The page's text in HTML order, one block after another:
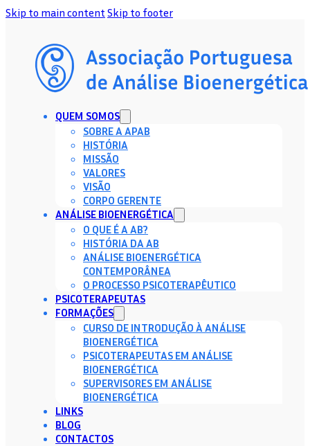
Skip to main contentSkip to footer
QUEM SOMOS
SOBRE A APAB
HISTÓRIA
MISSÃO
VALORES
VISÃO
CORPO GERENTE
ANÁLISE BIOENERGÉTICA
O QUE É A AB?
HISTÓRIA DA AB
ANÁLISE BIOENERGÉTICA
CONTEMPORÂNEA
O PROCESSO PSICOTERAPÊUTICO
PSICOTERAPEUTAS
FORMAÇÕES
CURSO DE INTRODUÇÃO À ANÁLISE
BIOENERGÉTICA
PSICOTERAPEUTAS EM ANÁLISE
BIOENERGÉTICA
SUPERVISORES EM ANÁLISE
BIOENERGÉTICA
LINKS
BLOG
CONTACTOS